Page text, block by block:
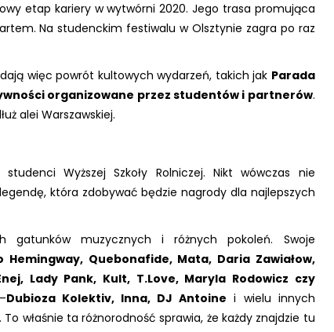
etap kariery w wytwórni 2020. Jego trasa promująca
Na studenckim festiwalu w Olsztynie zagra po raz
więc powrót kultowych wydarzeń, takich jak Parada
organizowane przez studentów i partnerów.
alei Warszawskiej.
Wyższej Szkoły Rolniczej. Nikt wówczas nie
która zdobywać będzie nagrody dla najlepszych
gatunków muzycznych i różnych pokoleń. Swoje
Hemingway, Quebonafide, Mata, Daria Zawiałow,
Lady Pank, Kult, T.Love, Maryla Rodowicz czy
Dubioza Kolektiv, Inna, DJ Antoine i wielu innych
właśnie ta różnorodność sprawia, że każdy znajdzie tu